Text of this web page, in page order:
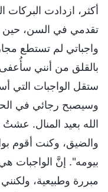
أكثر، ازدادت البركات
تقدمي في السن، حين
واجباتي لم تستطع
بالقلق من أنني
ستقل الواجبات التي
وسيصبح رجائي في
الله بعيد المنال.
والضيق، وكنت أقوم
بيومه". إنَّ الواجبات
مبررة وطبيعية،